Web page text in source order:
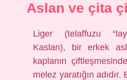
Aslan ve çita
Liger (telaffuzu
Kaslan), bir erkek
kaplanın
melez yaratığın